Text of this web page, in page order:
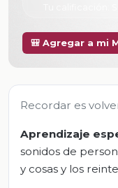
🎒 Agregar a mi
Recordar es
Aprendizaje
sonidos de
y cosas y los